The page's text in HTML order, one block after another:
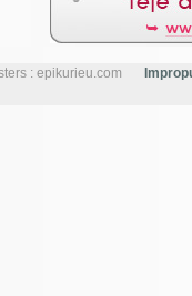
: epikurieu.com